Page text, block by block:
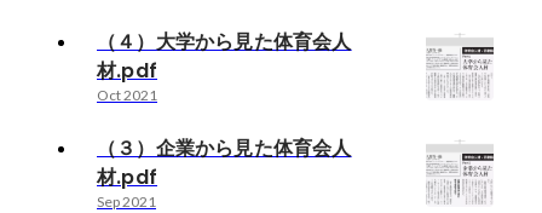
（４）大学から見た体育会人
材.pdf
Oct 2021
（３）企業から見た体育会人
材.pdf
Sep 2021